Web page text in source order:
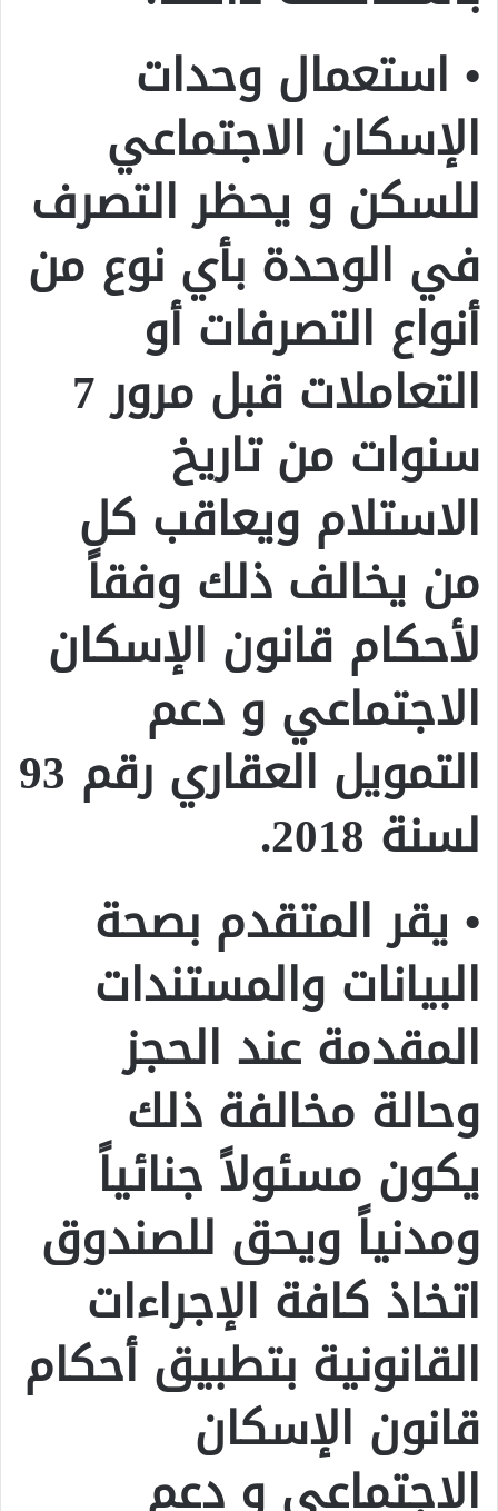
• استعمال وحدات
الإسكان الاجتماعي
للسكن و يحظر التصرف
في الوحدة بأي نوع من
أنواع التصرفات أو
التعاملات قبل مرور 7
سنوات من تاريخ
الاستلام ويعاقب كل
من يخالف ذلك وفقاً
لأحكام قانون الإسكان
الاجتماعي و دعم
التمويل العقاري رقم 93
لسنة 2018.
• يقر المتقدم بصحة
البيانات والمستندات
المقدمة عند الحجز
وحالة مخالفة ذلك
يكون مسئولاً جنائياً
ومدنياً ويحق للصندوق
اتخاذ كافة الإجراءات
القانونية بتطبيق أحكام
قانون الإسكان
الاجتماعي و دعم